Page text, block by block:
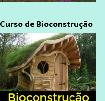
Curso de Bioconstrução